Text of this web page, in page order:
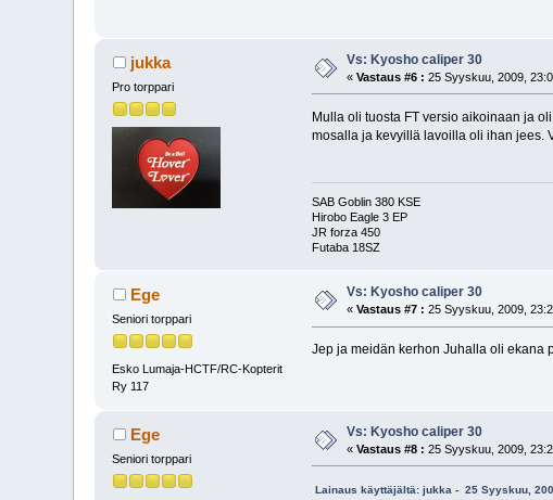
jukka
Pro torppari
Vs: Kyosho caliper 30
«Vastaus #6 : 25 Syyskuu, 2009,
Mulla oli tuosta FT versio aikoinaan ja
mosalla ja kevyillä lavoilla oli ihan jees.
SAB Goblin 380 KSE
Hirobo Eagle 3 EP
JR forza 450
Futaba 18SZ
Ege
Seniori torppari
Esko Lumaja-HCTF/RC-Kopterit
Ry 117
Vs: Kyosho caliper 30
«Vastaus #7 : 25 Syyskuu, 2009,
Jep ja meidän kerhon Juhalla oli ekana
Ege
Seniori torppari
Vs: Kyosho caliper 30
«Vastaus #8 : 25 Syyskuu, 2009,
Lainaus käyttäjältä: jukka - 25 Syyskuu,